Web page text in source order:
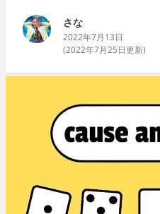
さな
2022年7月13日
(2022年7月25日更新)